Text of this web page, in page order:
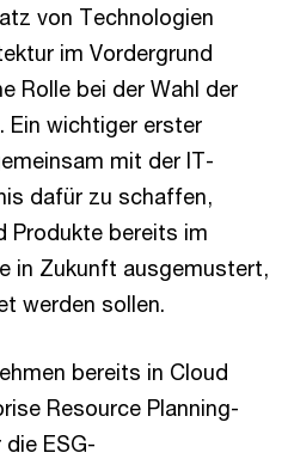
von Technologien
im Vordergrund
Rolle bei der Wahl der
Ein wichtiger erster
mit der IT-
dafür zu schaffen,
Produkte bereits im
in Zukunft ausgemustert,
werden sollen.
bereits in Cloud
Resource Planning-
ESG-